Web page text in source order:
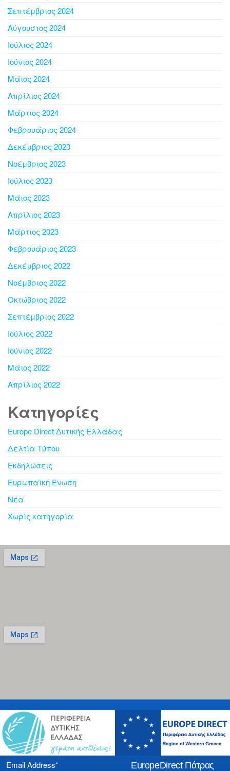
Σεπτέμβριος 2024
Αύγουστος 2024
Ιούλιος 2024
Ιούνιος 2024
Μάιος 2024
Απρίλιος 2024
Μάρτιος 2024
Φεβρουάριος 2024
Δεκέμβριος 2023
Νοέμβριος 2023
Ιούλιος 2023
Μάιος 2023
Απρίλιος 2023
Μάρτιος 2023
Φεβρουάριος 2023
Δεκέμβριος 2022
Νοέμβριος 2022
Οκτώβριος 2022
Σεπτέμβριος 2022
Ιούλιος 2022
Ιούνιος 2022
Μάιος 2022
Απρίλιος 2022
Kατηγορίες
Europe Direct Δυτικής Ελλάδας
Δελτία Τύπου
Εκδηλώσεις
Ευρωπαϊκή Ένωση
Νέα
Χωρίς κατηγορία
Email Address* EuropeDirect Πάτρας